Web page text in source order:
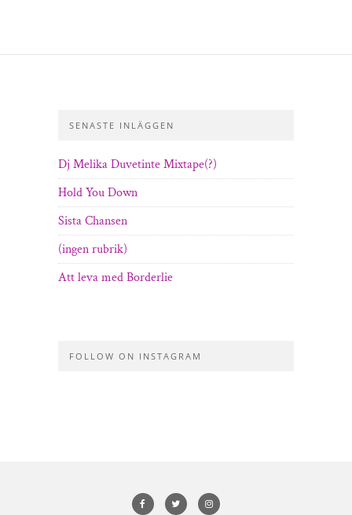
SENASTE INLÄGGEN
Dj Melika Duvetinte Mixtape(?)
Hold You Down
Sista Chansen
(ingen rubrik)
Att leva med Borderlie
FOLLOW ON INSTAGRAM